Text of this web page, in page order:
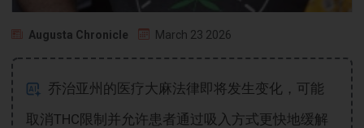
Augusta Chronicle March 23 2026
乔治亚州的医疗大麻法律即将发生变化，可能
取消THC限制并允许患者通过吸入方式更快地缓解